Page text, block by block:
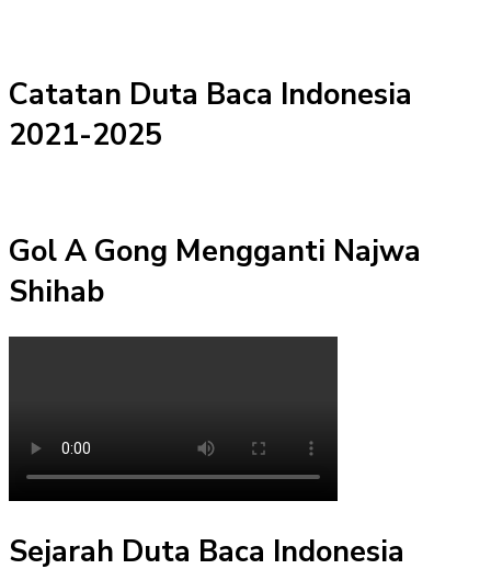
Catatan Duta Baca Indonesia
2021-2025
Gol A Gong Mengganti Najwa
Shihab
Sejarah Duta Baca Indonesia